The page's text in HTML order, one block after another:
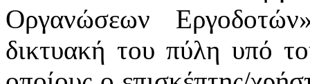
Οργανώσεων
δικτυακή του πύλη υπό